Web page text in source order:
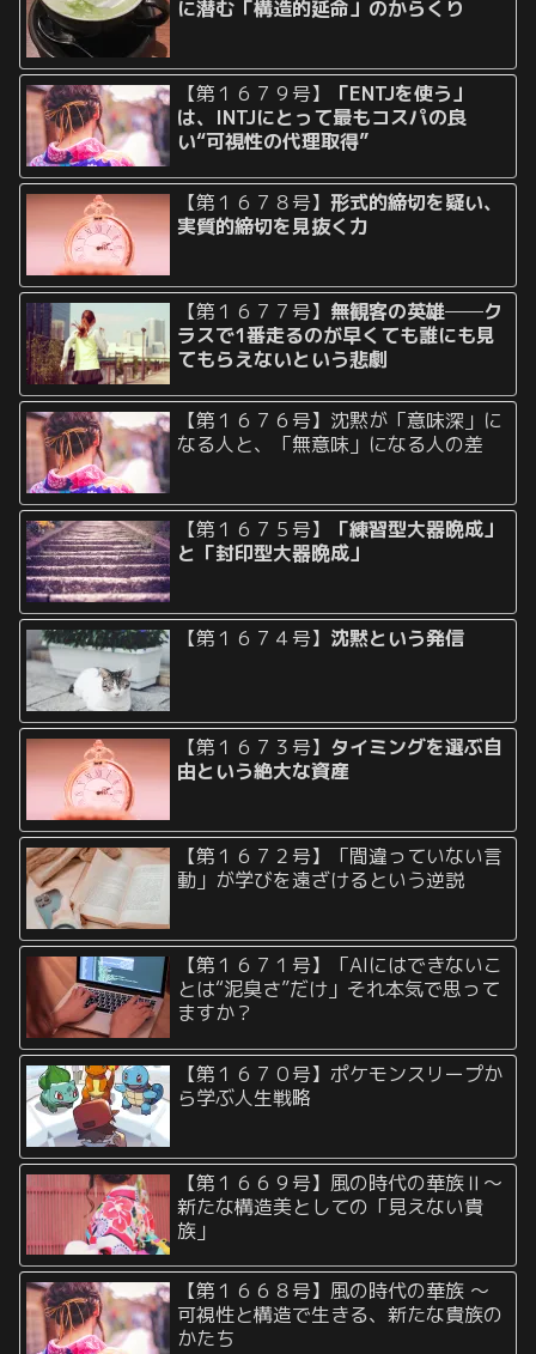
に潜む「構造的延命」のからくり
【第１６７９号】
「ENTJを使う」
は、INTJにとって最もコスパの良
い“可視性の代理取得”
【第１６７８号】形式的締切を疑い、
実質的締切を見抜く力
【第１６７７号】 無観客の英雄──ク
ラスで1番走るのが早くても誰にも見
てもらえないという悲劇
【第１６７６号】沈黙が「意味深」に
なる人と、「無意味」になる人の差
【第１６７５号】
「練習型大器晩成」
と「封印型大器晩成」
【第１６７４号】 沈黙という発信
【第１６７３号】 タイミングを選ぶ自
由という絶大な資産
【第１６７２号】「間違っていない言
動」が学びを遠ざけるという逆説
【第１６７１号】「AIにはできないこ
とは“泥臭さ”だけ」それ本気で思って
ますか？
【第１６７０号】ポケモンスリープか
ら学ぶ人生戦略
【第１６６９号】風の時代の華族Ⅱ〜
新たな構造美としての「見えない貴
族」
【第１６６８号】風の時代の華族 〜
可視性と構造で生きる、新たな貴族の
かたち